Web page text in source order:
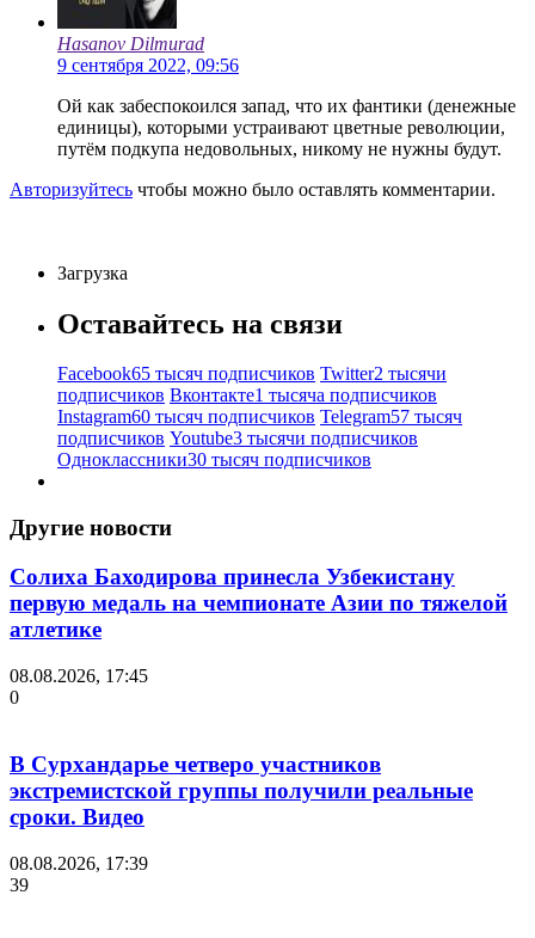
Hasanov Dilmurad
9 сентября 2022, 09:56
Ой как забеспокоился запад, что их фантики (денежные
единицы), которыми устраивают цветные революции,
путём подкупа недовольных, никому не нужны будут.
Авторизуйтесь чтобы можно было оставлять комментарии.
Загрузка
Оставайтесь на связи
Facebook65 тысяч подписчиков Twitter2 тысячи
подписчиков Вконтакте1 тысяча подписчиков
Instagram60 тысяч подписчиков Telegram57 тысяч
подписчиков Youtube3 тысячи подписчиков
Одноклассники30 тысяч подписчиков
Другие новости
Солиха Баходирова принесла Узбекистану
первую медаль на чемпионате Азии по тяжелой
атлетике
08.08.2026, 17:45
0
В Сурхандарье четверо участников
экстремистской группы получили реальные
сроки. Видео
08.08.2026, 17:39
39